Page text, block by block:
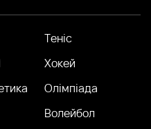
Теніс
Хокей
Олімпіада
Волейбол